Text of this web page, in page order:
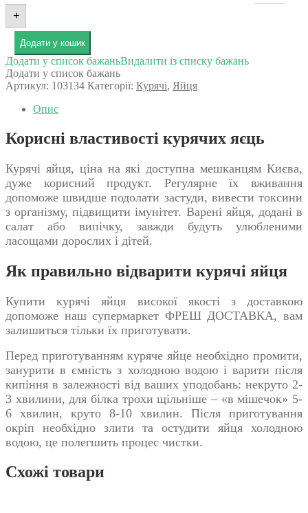
+
Додати у кошик
Додати у список бажаньВидалити із списку бажань
Додати у список бажань
Артикул: 103134 Категорії: Курячі, Яйця
Опис
Корисні властивості курячих яєць
Курячі яйця, ціна на які доступна мешканцям Києва,
дуже корисний продукт. Регулярне їх вживання
допоможе швидше подолати застуди, вивести токсини
з організму, підвищити імунітет. Варені яйця, додані в
салат або випічку, завжди будуть улюбленими
ласощами дорослих і дітей.
Як правильно відварити курячі яйця
Купити курячі яйця високої якості з доставкою
допоможе наш супермаркет ФРЕШ ДОСТАВКА, вам
залишиться тільки їх приготувати.
Перед приготуванням куряче яйце необхідно промити,
занурити в ємність з холодною водою і варити після
кипіння в залежності від ваших уподобань: некруто 2-
3 хвилини, для білка трохи щільніше – «в мішечок» 5-
6 хвилин, круто 8-10 хвилин. Після приготування
окріп необхідно злити та остудити яйця холодною
водою, це полегшить процес чистки.
Схожі товари